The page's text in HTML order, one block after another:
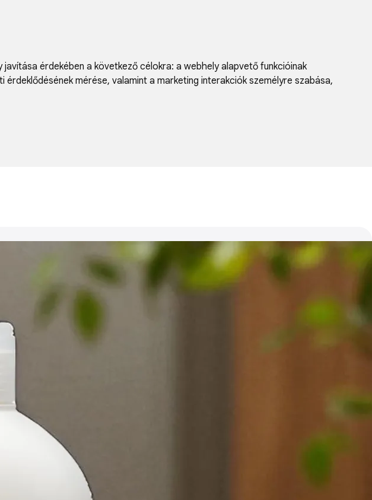
érdekében a következő célokra: a webhely alapvető funkcióinak
érdeklődésének mérése, valamint a marketing interakciók személyre szabása,